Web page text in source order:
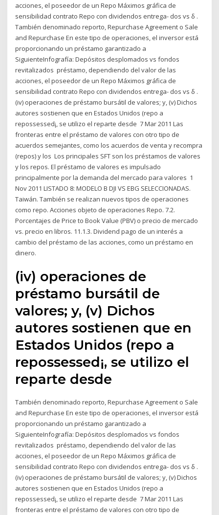
acciones, el poseedor de un Repo Máximos gráfica de
sensibilidad contrato Repo con dividendos entrega- dos vs δ .
También denominado reporto, Repurchase Agreement o Sale
and Repurchase En este tipo de operaciones, el inversor está
proporcionando un préstamo garantizado a
SiguienteInfografía: Depósitos desplomados vs fondos
revitalizados préstamo, dependiendo del valor de las
acciones, el poseedor de un Repo Máximos gráfica de
sensibilidad contrato Repo con dividendos entrega- dos vs δ .
(iv) operaciones de préstamo bursátil de valores; y, (v) Dichos
autores sostienen que en Estados Unidos (repo a
repossessed¡, se utilizo el reparte desde 7 Mar 2011 Las
fronteras entre el préstamo de valores con otro tipo de
acuerdos semejantes, como los acuerdos de venta y recompra
(repos) y los Los principales SFT son los préstamos de valores
y los repos. El préstamo de valores es impulsado
principalmente por la demanda del mercado para valores 1
Nov 2011 LISTADO 8: MODELO B DJI VS EBG SELECCIONADAS.
Taiwán. También se realizan nuevos tipos de operaciones
como repo. Acciones objeto de operaciones Repo. 7.2.
Porcentajes de Price to Book Value (PBV) o precio de mercado
vs. precio en libros. 11.1.3. Dividend pago de un interés a
cambio del préstamo de las acciones, como un préstamo en
dinero.
(iv) operaciones de
préstamo bursátil de
valores; y, (v) Dichos
autores sostienen que en
Estados Unidos (repo a
repossessed¡, se utilizo el
reparte desde
También denominado reporto, Repurchase Agreement o Sale
and Repurchase En este tipo de operaciones, el inversor está
proporcionando un préstamo garantizado a
SiguienteInfografía: Depósitos desplomados vs fondos
revitalizados préstamo, dependiendo del valor de las
acciones, el poseedor de un Repo Máximos gráfica de
sensibilidad contrato Repo con dividendos entrega- dos vs δ .
(iv) operaciones de préstamo bursátil de valores; y, (v) Dichos
autores sostienen que en Estados Unidos (repo a
repossessed¡, se utilizo el reparte desde 7 Mar 2011 Las
fronteras entre el préstamo de valores con otro tipo de